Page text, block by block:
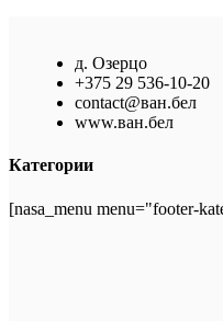
д. Озерцо
+375 29 536-10-20
contact@ван.бел
www.ван.бел
Категории
[nasa_menu menu="footer-